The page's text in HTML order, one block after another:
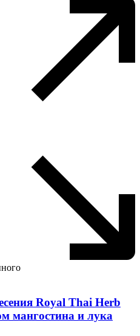
Royal Thai Herb
мангостина и лука